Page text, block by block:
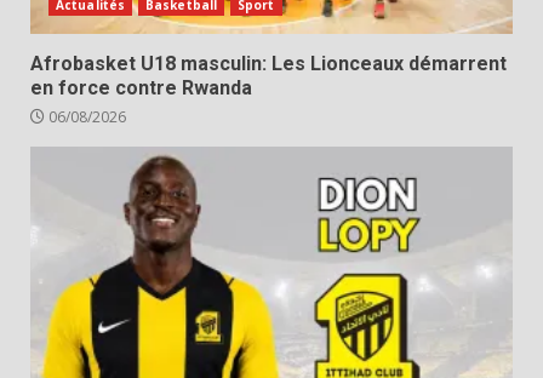
Actualités Basketball Sport
Afrobasket U18 masculin: Les Lionceaux démarrent
en force contre Rwanda
06/08/2026